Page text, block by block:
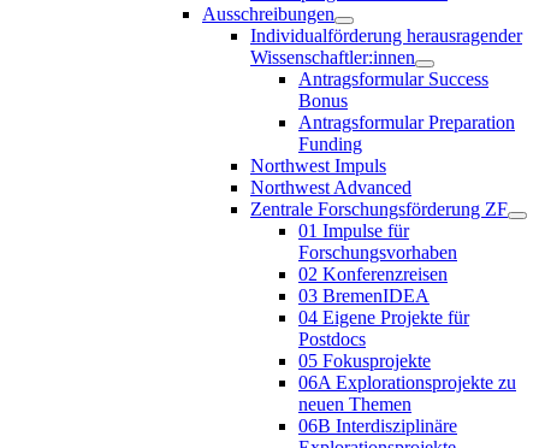
Ausschreibungen
Individualförderung herausragender
Wissenschaftler:innen
Antragsformular Success
Bonus
Antragsformular Preparation
Funding
Northwest Impuls
Northwest Advanced
Zentrale Forschungsförderung ZF
01 Impulse für
Forschungsvorhaben
02 Konferenzreisen
03 BremenIDEA
04 Eigene Projekte für
Postdocs
05 Fokusprojekte
06A Explorationsprojekte zu
neuen Themen
06B Interdisziplinäre